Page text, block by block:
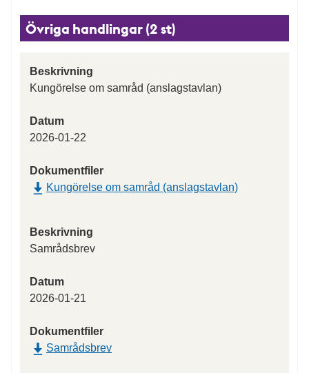
Övriga handlingar (2 st)
Beskrivning
Kungörelse om samråd (anslagstavlan)
Datum
2026-01-22
Dokumentfiler
Kungörelse om samråd (anslagstavlan)
Beskrivning
Samrådsbrev
Datum
2026-01-21
Dokumentfiler
Samrådsbrev